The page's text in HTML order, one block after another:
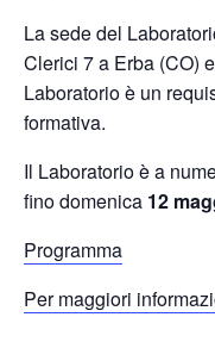
La sede del
Clerici 7 a Erba (CO)
Laboratorio è un
formativa.
Il Laboratorio è a
fino domenica 12
Programma
Per maggiori